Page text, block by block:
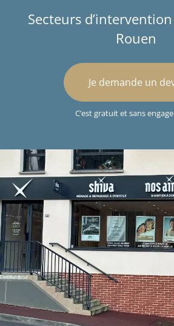
Secteurs
Rouen
Je demande un
C’est gratuit et sans